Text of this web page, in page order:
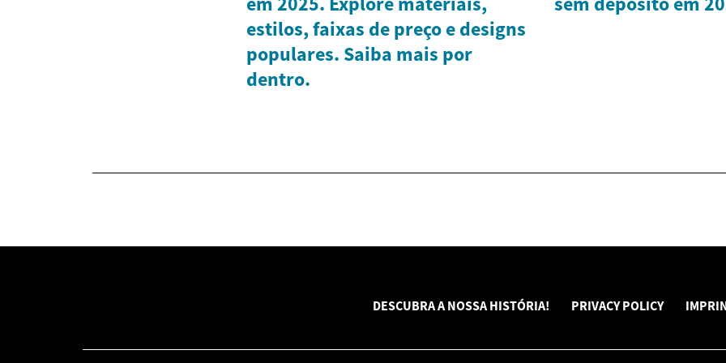
estilos, faixas de preço e designs
populares. Saiba mais por
dentro.
DESCUBRA A NOSSA HISTÓRIA! PRIVACY POLICY